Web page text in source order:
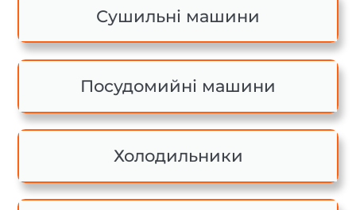
Сушильні машини
Посудомийні машини
Холодильники